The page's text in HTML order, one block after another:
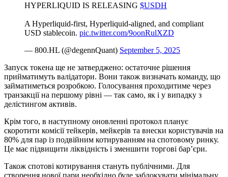
HYPERLIQUID IS RELEASING $USDH
A Hyperliquid-first, Hyperliquid-aligned, and compliant
USD stablecoin. pic.twitter.com/9oonRulXZD
— 800.HL (@degennQuant) September 5, 2025
Запуск токена ще не затверджено: остаточне рішення
прийматимуть валідатори. Вони також визначать команду, що
займатиметься розробкою. Голосування проходитиме через
транзакції на першому рівні — так само, як і у випадку з
делістингом активів.
Крім того, в наступному оновленні протокол планує
скоротити комісії тейкерів, мейкерів та внески користувачів на
80% для пар із подвійним котируванням на спотовому ринку.
Це має підвищити ліквідність і зменшити торгові бар’єри.
Також спотові котирування стануть публічними. Для
створення нової пари необхідно буде заблокувати мінімальну